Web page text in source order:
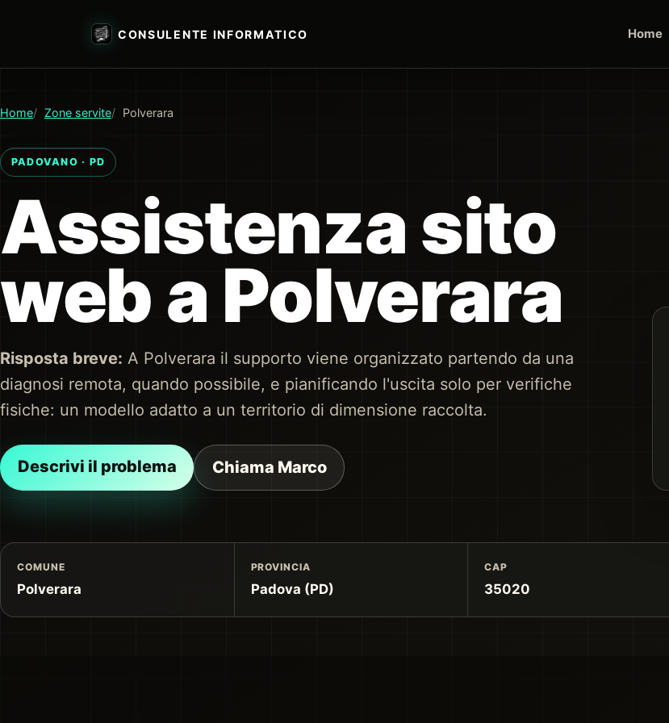
CONSULENTE INFORMATICO Home
Home Zone servite Polverara
PADOVANO · PD
Assistenza sito
web a Polverara
Risposta breve: A Polverara il supporto viene organizzato partendo da una
diagnosi remota, quando possibile, e pianificando l'uscita solo per verifiche
fisiche: un modello adatto a un territorio di dimensione raccolta.
Descrivi il problema Chiama Marco
COMUNE
Polverara
PROVINCIA
Padova (PD)
CAP
35020